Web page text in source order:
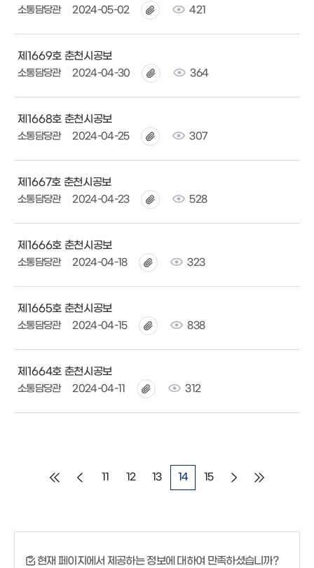
소통담당관 2024-05-02 421
제1669호 춘천시공보
소통담당관 2024-04-30 364
제1668호 춘천시공보
소통담당관 2024-04-25 307
제1667호 춘천시공보
소통담당관 2024-04-23 528
제1666호 춘천시공보
소통담당관 2024-04-18 323
제1665호 춘천시공보
소통담당관 2024-04-15 838
제1664호 춘천시공보
소통담당관 2024-04-11 312
11 12 13 14 15
현재 페이지에서 제공하는 정보에 대하여 만족하셨습니까?